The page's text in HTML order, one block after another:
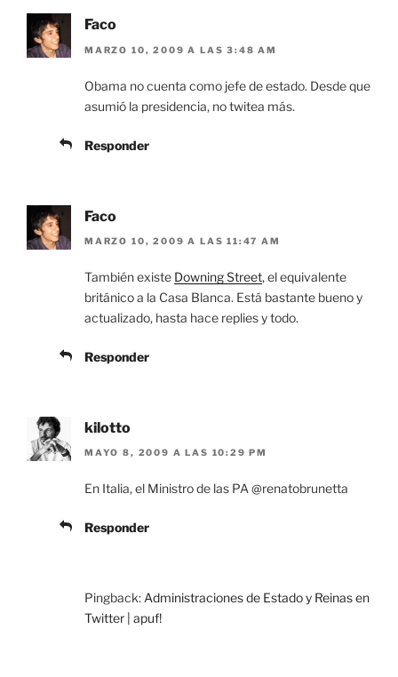
Faco
MARZO 10, 2009 A LAS 3:48 AM
Obama no cuenta como jefe de estado. Desde que
asumió la presidencia, no twitea más.
Responder
Faco
MARZO 10, 2009 A LAS 11:47 AM
También existe Downing Street, el equivalente
británico a la Casa Blanca. Está bastante bueno y
actualizado, hasta hace replies y todo.
Responder
kilotto
MAYO 8, 2009 A LAS 10:29 PM
En Italia, el Ministro de las PA @renatobrunetta
Responder
Pingback:Administraciones de Estado y Reinas en
Twitter | apuf!